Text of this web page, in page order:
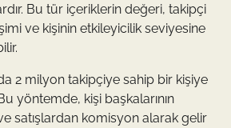
Bu tür içeriklerin değeri, takipçi
ve kişinin etkileyicilik seviyesine
2 milyon takipçiye sahip bir kişiye
yöntemde, kişi başkalarının
satışlardan komisyon alarak gelir